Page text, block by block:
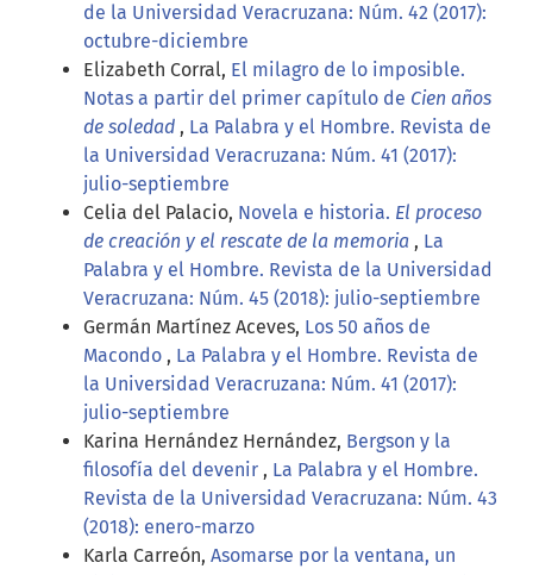
de la Universidad Veracruzana: Núm. 42 (2017):
octubre-diciembre
Elizabeth Corral, El milagro de lo imposible.
Notas a partir del primer capítulo de Cien años
de soledad , La Palabra y el Hombre. Revista de
la Universidad Veracruzana: Núm. 41 (2017):
julio-septiembre
Celia del Palacio, Novela e historia. El proceso
de creación y el rescate de la memoria , La
Palabra y el Hombre. Revista de la Universidad
Veracruzana: Núm. 45 (2018): julio-septiembre
Germán Martínez Aceves, Los 50 años de
Macondo , La Palabra y el Hombre. Revista de
la Universidad Veracruzana: Núm. 41 (2017):
julio-septiembre
Karina Hernández Hernández, Bergson y la
filosofía del devenir , La Palabra y el Hombre.
Revista de la Universidad Veracruzana: Núm. 43
(2018): enero-marzo
Karla Carreón, Asomarse por la ventana, un